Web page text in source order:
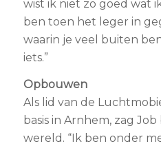
wist ik niet zo goed wat
ben toen het leger in
waarin je veel buiten
iets.”
Opbouwen
Als lid van de
basis in Arnhem, zag
wereld. “Ik ben onder